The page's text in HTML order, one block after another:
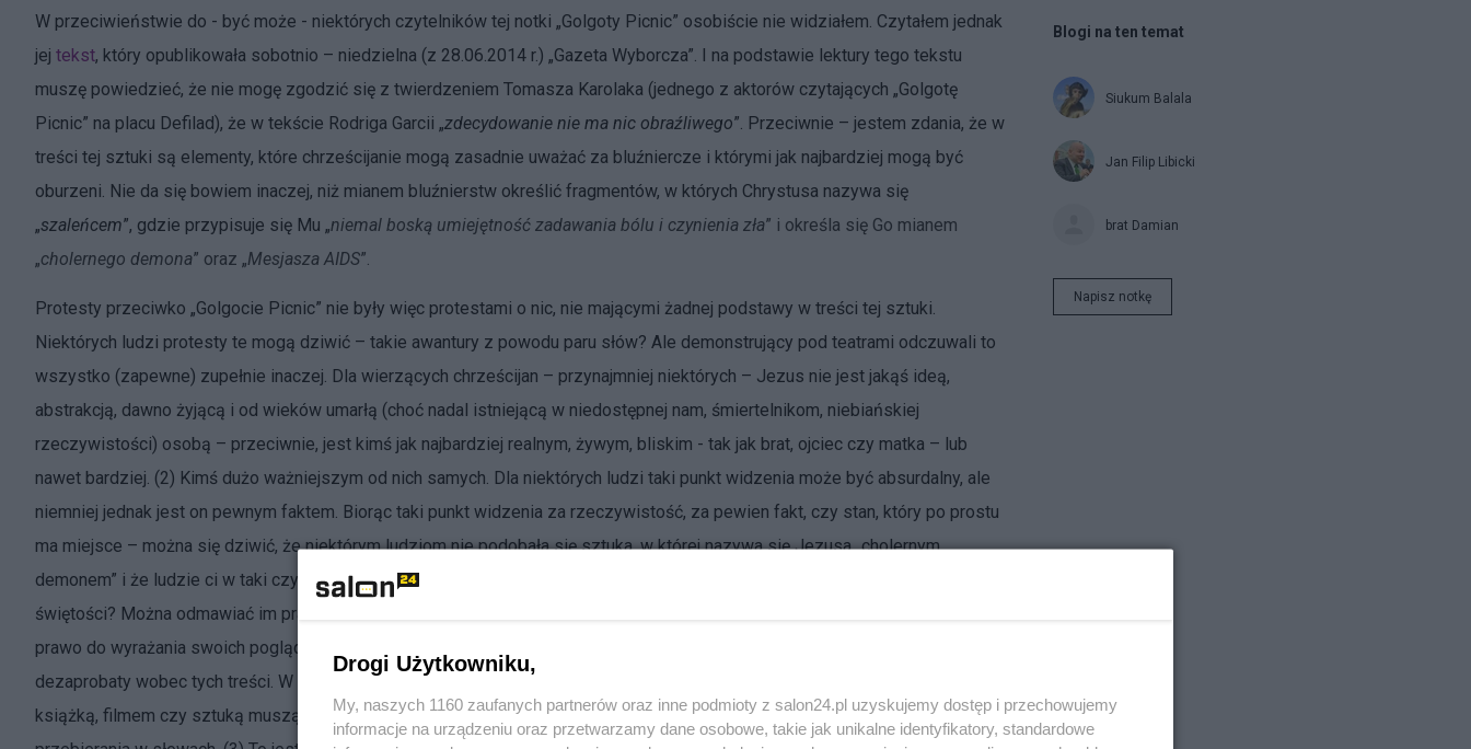
W przeciwieństwie do - być może - niektórych czytelników tej notki „Golgoty Picnic” osobiście nie widziałem. Czytałem jednak
jej tekst, który opublikowała sobotnio – niedzielna (z 28.06.2014 r.) „Gazeta Wyborcza”. I na podstawie lektury tego tekstu
muszę powiedzieć, że nie mogę zgodzić się z twierdzeniem Tomasza Karolaka (jednego z aktorów czytających „Golgotę
Picnic” na placu Defilad), że w tekście Rodriga Garcii „zdecydowanie nie ma nic obraźliwego”. Przeciwnie – jestem zdania, że w
treści tej sztuki są elementy, które chrześcijanie mogą zasadnie uważać za bluźniercze i którymi jak najbardziej mogą być
oburzeni. Nie da się bowiem inaczej, niż mianem bluźnierstw określić fragmentów, w których Chrystusa nazywa się
„szaleńcem”, gdzie przypisuje się Mu „niemal boską umiejętność zadawania bólu i czynienia zła” i określa się Go mianem
„cholernego demona” oraz „Mesjasza AIDS”.
Protesty przeciwko „Golgocie Picnic” nie były więc protestami o nic, nie mającymi żadnej podstawy w treści tej sztuki.
Niektórych ludzi protesty te mogą dziwić – takie awantury z powodu paru słów? Ale demonstrujący pod teatrami odczuwali to
wszystko (zapewne) zupełnie inaczej. Dla wierzących chrześcijan – przynajmniej niektórych – Jezus nie jest jakąś ideą,
abstrakcją, dawno żyjącą i od wieków umarłą (choć nadal istniejącą w niedostępnej nam, śmiertelnikom, niebiańskiej
rzeczywistości) osobą – przeciwnie, jest kimś jak najbardziej realnym, żywym, bliskim - tak jak brat, ojciec czy matka – lub
nawet bardziej. (2) Kimś dużo ważniejszym od nich samych. Dla niektórych ludzi taki punkt widzenia może być absurdalny, ale
niemniej jednak jest on pewnym faktem. Biorąc taki punkt widzenia za rzeczywistość, za pewien fakt, czy stan, który po prostu
ma miejsce – można się dziwić, że niektórym ludziom nie podobała się sztuka, w której nazywa się Jezusa „cholernym
demonem” i że ludzie ci w taki czy inny sposób wyrażali sprzeciw wobec tego, co w ich oczach było znieważeniem największej
świętości? Można odmawiać im prawa do wyrażania sprzeciwu? Każdy kto uważa, że ludzie generalnie rzecz biorąc mają
prawo do wyrażania swoich poglądów, musi uznać, że ci, którzy czują się dotknięci jakimś treściami mają prawo do wyrażania
dezaprobaty wobec tych treści. W respektującym prawo do swobody wypowiedzi państwie ci, którzy czują się oburzeni jakąś
książką, filmem czy sztuką muszą mieć prawo do wyrażania oburzenia wobec tej książki, sztuki, czy filmu. Wyrażania go bez
Blogi na ten temat
Siukum Balala
Jan Filip Libicki
brat Damian
Napisz notkę
Drogi Użytkowniku,
My, naszych 1160 zaufanych partnerów oraz inne podmioty z salon24.pl uzyskujemy dostęp i przechowujemy
informacje na urządzeniu oraz przetwarzamy dane osobowe, takie jak unikalne identyfikatory, standardowe